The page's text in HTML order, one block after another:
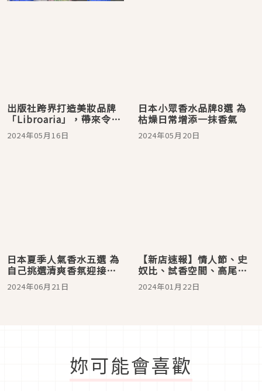
出版社跨界打造美妝品牌
「Libroaria」，帶來令人
陶醉的「書香氣息」香水
系列
2024年05月16日
日本小眾香水品牌8選 為
枯燥日常增添一抹香氣
2024年05月20日
日本夏季人氣香水五選 為
自己挑選清爽香氛迎接酷
暑吧！
2024年06月21日
【新店速報】情人節、史
奴比、試香空間、高尾山
新必吃美食？日本2月新開
幕推薦店5選
2024年01月22日
妳可能會喜歡